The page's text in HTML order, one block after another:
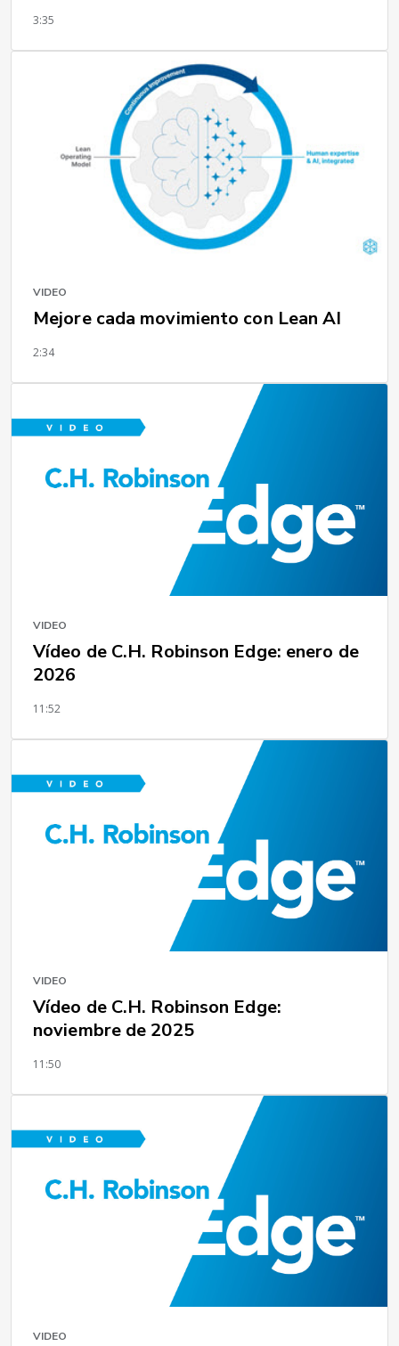
3:35
VIDEO
Mejore cada movimiento con Lean AI
2:34
VIDEO
Vídeo de C.H. Robinson Edge: enero de
2026
11:52
VIDEO
Vídeo de C.H. Robinson Edge:
noviembre de 2025
11:50
VIDEO